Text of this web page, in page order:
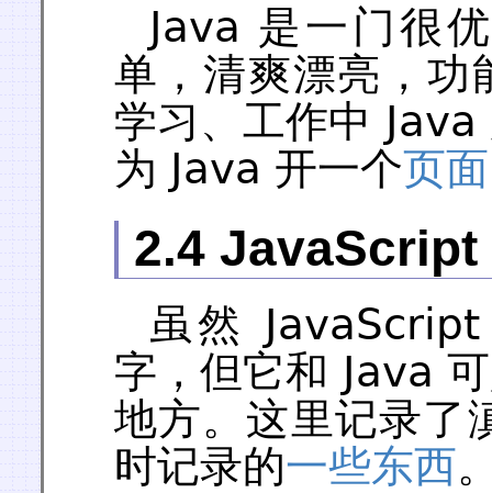
Java 是一门很
单，清爽漂亮，功
学习、工作中
为 Java 开一个页面
2.4 JavaScript
虽然
字，但它和 Java
地方。这里记录了
时记录的一些东西